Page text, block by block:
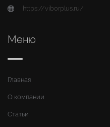
https://viborplus.ru/
Меню
Главная
О компании
Статьи